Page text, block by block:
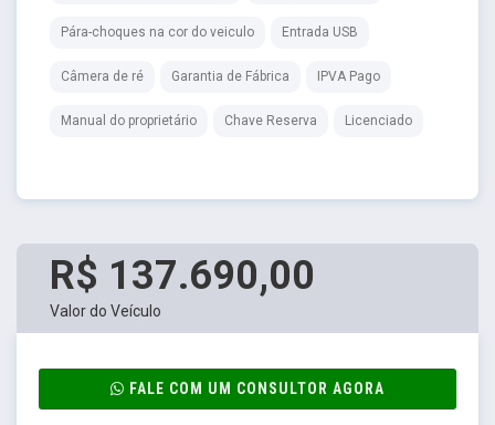
Pára-choques na cor do veiculo Entrada USB
Câmera de ré Garantia de Fábrica IPVA Pago
Manual do proprietário Chave Reserva Licenciado
R$ 137.690,00
Valor do Veículo
FALE COM UM CONSULTOR AGORA